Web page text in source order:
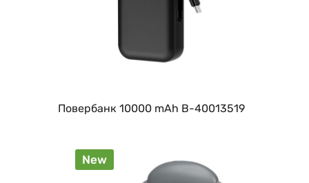
Повербанк 10000 mAh B-40013519
New